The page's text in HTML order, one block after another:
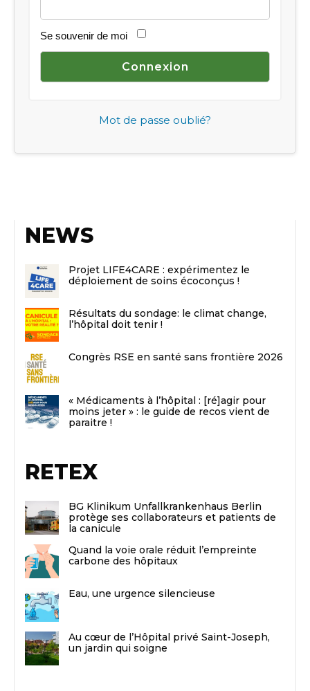
Se souvenir de moi
Mot de passe oublié?
NEWS
Projet LIFE4CARE : expérimentez le
déploiement de soins écoconçus !
Résultats du sondage: le climat change,
l’hôpital doit tenir !
Congrès RSE en santé sans frontière 2026
« Médicaments à l’hôpital : [ré]agir pour
moins jeter » : le guide de recos vient de
paraitre !
RETEX
BG Klinikum Unfallkrankenhaus Berlin
protège ses collaborateurs et patients de
la canicule
Quand la voie orale réduit l’empreinte
carbone des hôpitaux
Eau, une urgence silencieuse
Au cœur de l’Hôpital privé Saint-Joseph,
un jardin qui soigne